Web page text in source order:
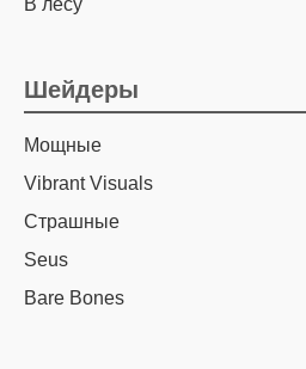
В лесу
Шейдеры
Мощные
Vibrant Visuals
Страшные
Seus
Bare Bones